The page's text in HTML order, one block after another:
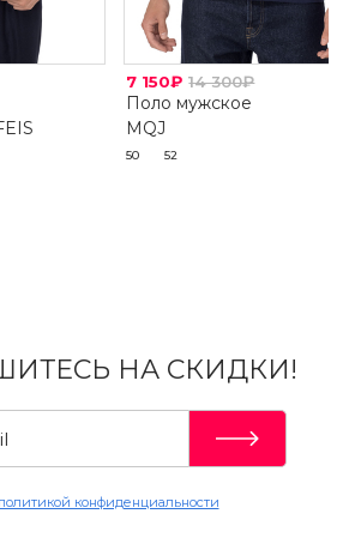
7 150₽ 14 300₽
Поло мужское
MQJ
50 52
НА СКИДКИ!
политикой конфиденциальности